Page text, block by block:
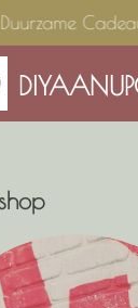
Duurzame